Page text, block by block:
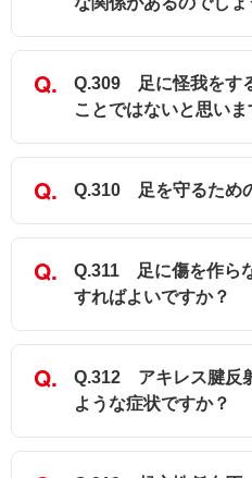
Q.309 足に怪我をす
ことではないと思い
Q.310 足を守るため
Q.311 足に傷を作ら
すればよいですか？
Q.312 アキレス腱反
ような症状ですか？